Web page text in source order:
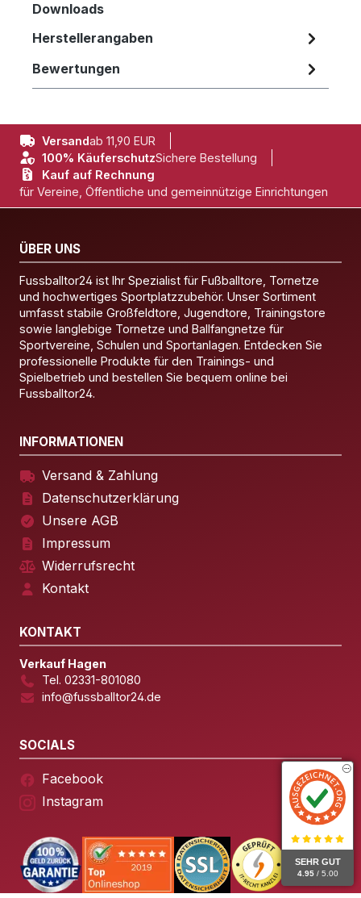
Downloads
Herstellerangaben
Bewertungen
Versandab 11,90 EUR
100% KäuferschutzSichere Bestellung
Kauf auf Rechnung
für Vereine, Öffentliche und gemeinnützige Einrichtungen
ÜBER UNS
Fussballtor24 ist Ihr Spezialist für Fußballtore, Tornetze
und hochwertiges Sportplatzzubehör. Unser Sortiment
umfasst stabile Großfeldtore, Jugendtore, Trainingstore
sowie langlebige Tornetze und Ballfangnetze für
Sportvereine, Schulen und Sportanlagen. Entdecken Sie
professionelle Produkte für den Trainings- und
Spielbetrieb und bestellen Sie bequem online bei
Fussballtor24.
INFORMATIONEN
Versand & Zahlung
Datenschutzerklärung
Unsere AGB
Impressum
Widerrufsrecht
Kontakt
KONTAKT
Verkauf Hagen
Tel. 02331-801080
info@fussballtor24.de
SOCIALS
Facebook
Instagram
SEHR GUT
4.95 / 5.00